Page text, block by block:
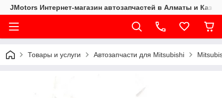
JMotors Интернет-магазин автозапчастей в Алматы и
Товары и услуги Автозапчасти для Mitsubishi